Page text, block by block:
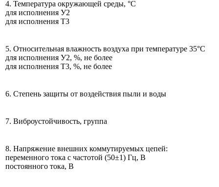
4. Температура окружающей среды, °С
для исполнения У2
для исполнения Т3
5. Относительная влажность воздуха при температуре 35°С
для исполнения У2, %, не более
для исполнения Т3, %, не более
6. Степень защиты от воздействия пыли и воды
7. Виброустойчивость, группа
8. Напряжение внешних коммутируемых цепей:
переменного тока с частотой (50±1) Гц, В
постоянного тока, В